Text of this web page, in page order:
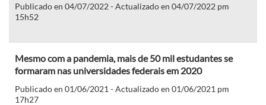
Publicado en 04/07/2022 - Actualizado en 04/07/2022 pm
15h52
Mesmo com a pandemia, mais de 50 mil estudantes se
formaram nas universidades federais em 2020
Publicado en 01/06/2021 - Actualizado en 01/06/2021 pm
17h27